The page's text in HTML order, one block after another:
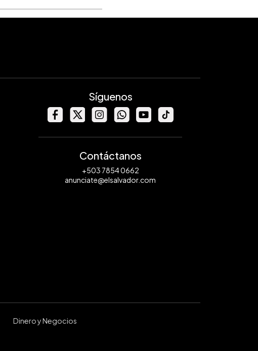
Síguenos
Contáctanos
+503 7854 0662
anunciate@elsalvador.com
Dinero y Negocios